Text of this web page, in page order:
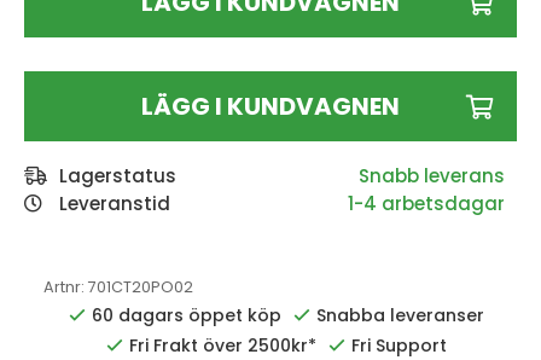
LÄGG I KUNDVAGNEN
Lagerstatus
Leveranstid
1-4 arbetsdagar
Artnr: 701CT20PO02
60 dagars öppet köp
Snabba leveranser
Fri Frakt över 2500kr*
Fri Support